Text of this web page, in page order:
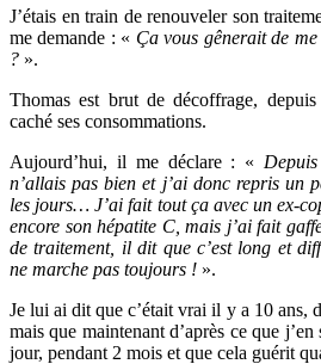
J’étais en train de renouveler son
me demande : « Ça vous gênerait de
? ».
Thomas est brut de décoffrage,
caché ses consommations.
Aujourd’hui, il me déclare : «
n’allais pas bien et j’ai donc repris un
les jours… J’ai fait tout ça avec un ex-
encore son hépatite C, mais j’ai fait
de traitement, il dit que c’est long et
ne marche pas toujours ! ».
Je lui ai dit que c’était vrai il y a 10 ans,
mais que maintenant d’après ce que
jour, pendant 2 mois et que cela guérit